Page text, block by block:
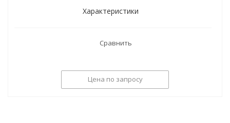
Характеристики
Сравнить
Цена по запросу